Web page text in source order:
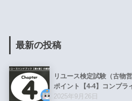
最新の投稿
リユース検定試験（古物
ポイント【4-4】コンプラ
2025年9月26日